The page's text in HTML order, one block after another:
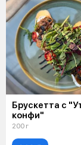
Брускетта с
конфи"
200 г